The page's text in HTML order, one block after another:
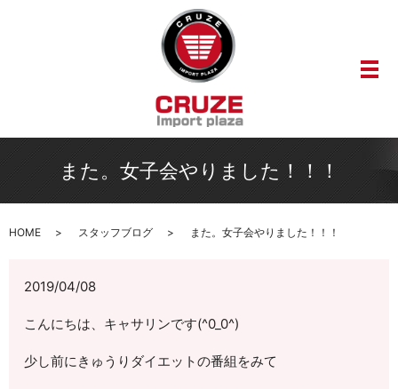
メ
また。女子会やりました！！！
HOME スタッフブログ また。女子会やりました！！！
2019/04/08
こんにちは、キャサリンです(^0_0^)
少し前にきゅうりダイエットの番組をみて